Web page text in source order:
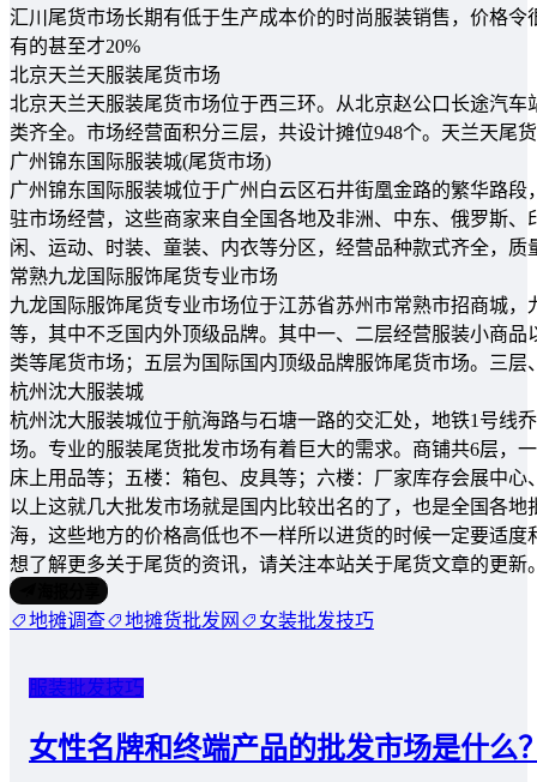
汇川尾货市场长期有低于生产成本价的时尚服装销售，价格
有的甚至才20%
北京天兰天服装尾货市场
北京天兰天服装尾货市场位于西三环。从北京赵公口长途汽
类齐全。市场经营面积分三层，共设计摊位948个。天兰天
广州锦东国际服装城(尾货市场)
广州锦东国际服装城位于广州白云区石井街凰金路的繁华路
驻市场经营，这些商家来自全国各地及非洲、中东、俄罗斯
闲、运动、时装、童装、内衣等分区，经营品种款式齐全，
常熟九龙国际服饰尾货专业市场
九龙国际服饰尾货专业市场位于江苏省苏州市常熟市招商城
等，其中不乏国内外顶级品牌。其中一、二层经营服装小商
类等尾货市场；五层为国际国内顶级品牌服饰尾货市场。三
杭州沈大服装城
杭州沈大服装城位于航海路与石塘一路的交汇处，地铁1号线
场。专业的服装尾货批发市场有着巨大的需求。商铺共6层，
床上用品等；五楼：箱包、皮具等；六楼：厂家库存会展中心
以上这就几大批发市场就是国内比较出名的了，也是全国各
海，这些地方的价格高低也不一样所以进货的时候一定要适
想了解更多关于尾货的资讯，请关注本站关于尾货文章的更新
地摊调查 地摊货批发网 女装批发技巧
服装批发技巧
女性名牌和终端产品的批发市场是什么